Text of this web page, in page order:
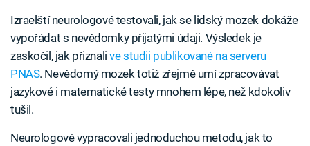
Izraelští neurologové testovali, jak se lidský mozek dokáže
vypořádat s nevědomky přijatými údaji. Výsledek je
zaskočil, jak přiznalive studii publikované na serveru
PNAS. Nevědomý mozek totiž zřejmě umí zpracovávat
jazykové i matematické testy mnohem lépe, než kdokoliv
tušil.
Neurologové vypracovali jednoduchou metodu, jak to